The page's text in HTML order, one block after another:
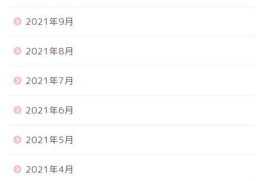
2021年9月
2021年8月
2021年7月
2021年6月
2021年5月
2021年4月